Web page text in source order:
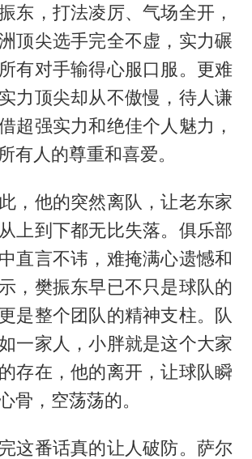
东，打法凌厉、气场全开，
顶尖选手完全不虚，实力碾
有对手输得心服口服。更难
力顶尖却从不傲慢，待人谦
超强实力和绝佳个人魅力，
有人的尊重和喜爱。
，他的突然离队，让老东家
上到下都无比失落。俱乐部
直言不讳，难掩满心遗憾和
，樊振东早已不只是球队的
是整个团队的精神支柱。队
一家人，小胖就是这个大家
存在，他的离开，让球队瞬
骨，空荡荡的。
这番话真的让人破防。萨尔